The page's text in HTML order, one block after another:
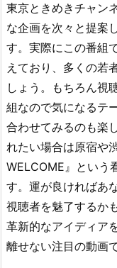
東京ときめきチャン
な企画を次々と提案
す。実際にこの番組
えており、多くの若
しょう。もちろん視
組なので気になるテ
合わせてみるのも楽
れたい場合は原宿や
WELCOME』という
す。運が良ければあ
視聴者を魅了するか
革新的なアイディア
離せない注目の動画で